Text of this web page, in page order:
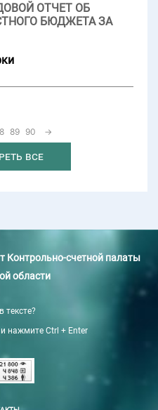
ОТЧЕТ ОБ
БЮДЖЕТА ЗА
89 90 →
все
Контрольно-счетной палаты
области
тексте?
нажмите Ctrl + Enter